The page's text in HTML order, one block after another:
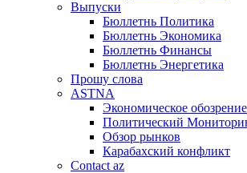
Выпуски
Бюллетнь Политика
Бюллетнь Экономика
Бюллетнь Финансы
Бюллетнь Энергетика
Прошу слова
ASTNA
Экономическое обозрение
Политический
Обзор рынков
Карабахский конфликт
Contact az